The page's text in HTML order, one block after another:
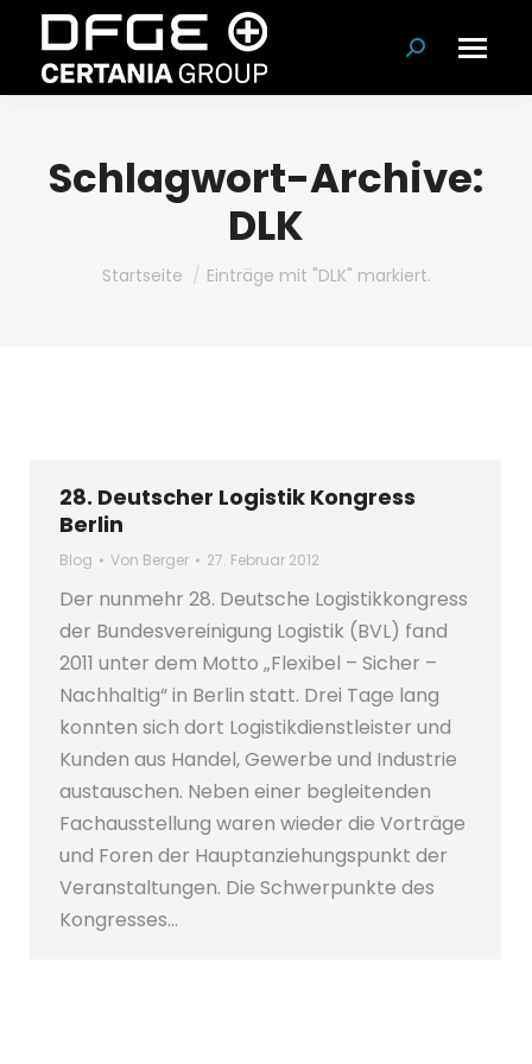
Suchen:
Schlagwort-Archive:
DLK
Du bist hier:
Startseite Einträge mit "DLK" markiert.
28. Deutscher Logistik Kongress
Berlin
Blog Von Berger 27. Februar 2012
Der nunmehr 28. Deutsche Logistikkongress
der Bundesvereinigung Logistik (BVL) fand
2011 unter dem Motto „Flexibel – Sicher –
Nachhaltig“ in Berlin statt. Drei Tage lang
konnten sich dort Logistikdienstleister und
Kunden aus Handel, Gewerbe und Industrie
austauschen. Neben einer begleitenden
Fachausstellung waren wieder die Vorträge
und Foren der Hauptanziehungspunkt der
Veranstaltungen. Die Schwerpunkte des
Kongresses…